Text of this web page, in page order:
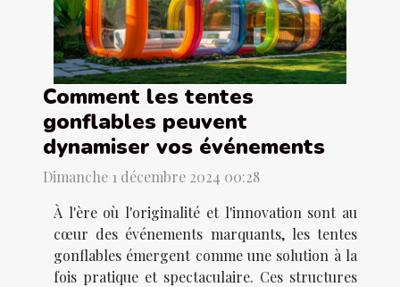
Comment les tentes
gonflables peuvent
dynamiser vos événements
Dimanche 1 décembre 2024 00:28
À l'ère où l'originalité et l'innovation sont au
cœur des événements marquants, les tentes
gonflables émergent comme une solution à la
fois pratique et spectaculaire. Ces structures